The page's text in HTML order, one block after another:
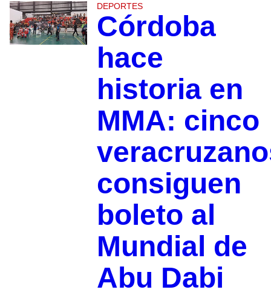
DEPORTES
Córdoba
hace
historia en
MMA: cinco
consiguen
boleto al
Mundial de
Abu Dabi